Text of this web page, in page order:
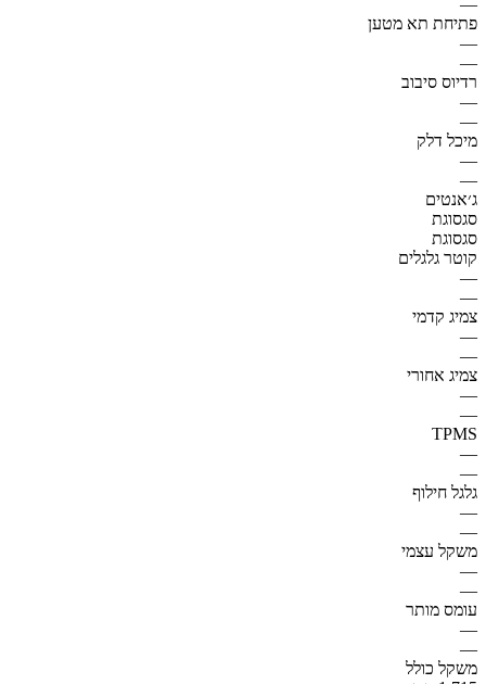
פתיחת תא מטען
—
—
רדיוס סיבוב
—
—
מיכל דלק
—
—
ג׳אנטים
סגסוגת
סגסוגת
קוטר גלגלים
—
—
צמיג קדמי
—
—
צמיג אחורי
—
—
TPMS
—
—
גלגל חילוף
—
—
משקל עצמי
—
—
עומס מותר
—
—
משקל כולל